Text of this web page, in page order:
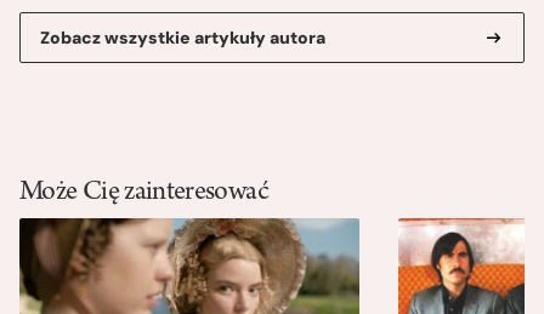
Zobacz wszystkie artykuły autora
Może Cię zainteresować